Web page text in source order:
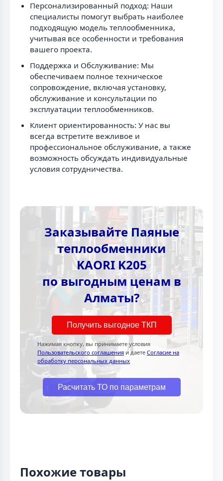
Персонализированный подход: Наши
специалисты помогут выбрать наиболее
подходящую модель теплообменника,
учитывая все особенности и требования
вашего проекта.
Поддержка и Обслуживание: Мы
обеспечиваем полное техническое
сопровождение, включая установку,
обслуживание и консультации по
эксплуатации теплообменников.
Клиент ориентированность: У нас вы
всегда встретите вежливое и
профессиональное обслуживание, а также
возможность обсуждать индивидуальные
условия сотрудничества.
Заказывайте Паяные
теплообменники
KAORI K205
по выгодным ценам в
Алматы?
Получить выгодное ТКП
Нажимая кнопку, вы принимаете условия
Пользовательского соглашения и даете Согласие на
обработку персональных данных
Расчитать ТО по параметрам
Похожие товары